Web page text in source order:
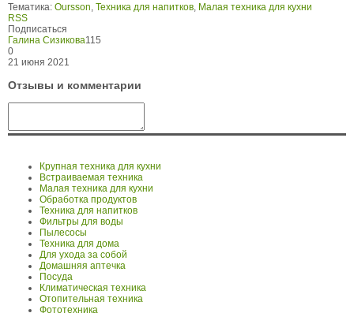
Тематика: Oursson Техника для напитков Малая техника для кухни
RSS
Подписаться
Галина Сизикова115
0
21 июня 2021
Отзывы и комментарии
Крупная техника для кухни
Встраиваемая техника
Малая техника для кухни
Обработка продуктов
Техника для напитков
Фильтры для воды
Пылесосы
Техника для дома
Для ухода за собой
Домашняя аптечка
Посуда
Климатическая техника
Отопительная техника
Фототехника